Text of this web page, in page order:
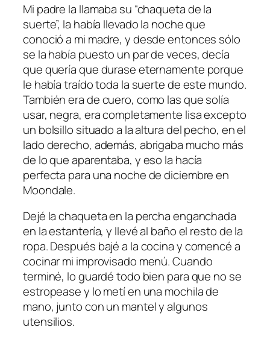
Mi padre la llamaba su “chaqueta de la
suerte”, la había llevado la noche que
conoció a mi madre, y desde entonces sólo
se la había puesto un par de veces, decía
que quería que durase eternamente porque
le había traído toda la suerte de este mundo.
También era de cuero, como las que solía
usar, negra, era completamente lisa excepto
un bolsillo situado a la altura del pecho, en el
lado derecho, además, abrigaba mucho más
de lo que aparentaba, y eso la hacía
perfecta para una noche de diciembre en
Moondale.
Dejé la chaqueta en la percha enganchada
en la estantería, y llevé al baño el resto de la
ropa. Después bajé a la cocina y comencé a
cocinar mi improvisado menú. Cuando
terminé, lo guardé todo bien para que no se
estropease y lo metí en una mochila de
mano, junto con un mantel y algunos
utensilios.